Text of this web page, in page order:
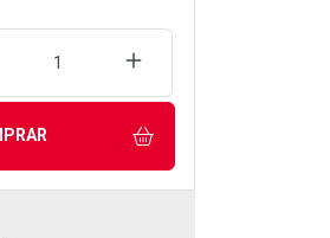
UMA UNIDADEAUMENTAR UMA